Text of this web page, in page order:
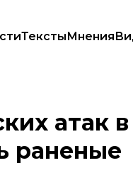
ТекстыМнения
погибли 2 человека, есть
атак
раненые